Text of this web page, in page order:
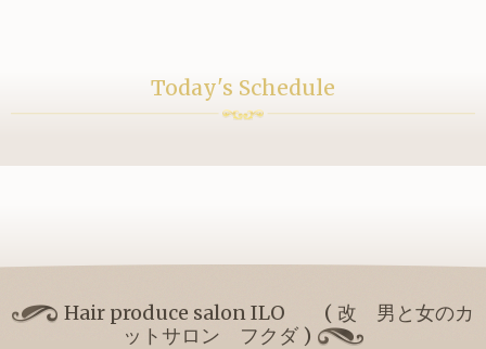
Today's Schedule
Hair produce salon ILO ( 改 男と女のカ
ットサロン フクダ )